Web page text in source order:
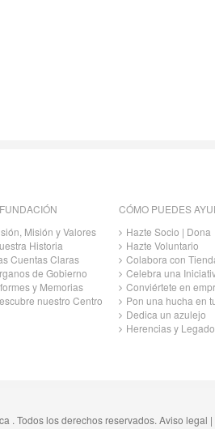
Misión y Valores
Historia
Cuentas Claras
de Gobierno
y Memorias
nuestro Centro
CÓMO PUEDES
Hazte Socio | Dona
Hazte Voluntario
Colabora con
Celebra una
Conviértete en
Pon una hucha en
Dedica un azulejo
Herencias y
. Todos los derechos reservados. Aviso legal |